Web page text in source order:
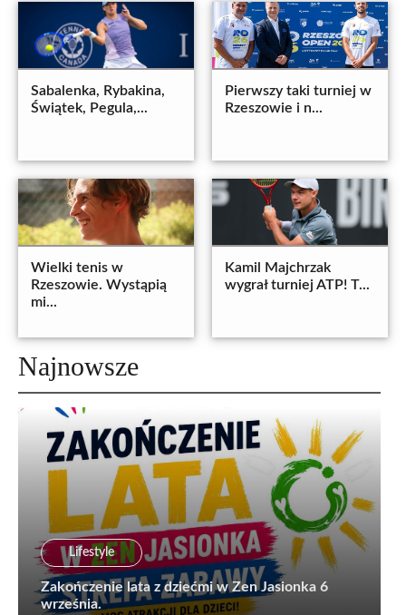
Sabalenka, Rybakina,
Świątek, Pegula,...
Pierwszy taki turniej w
Rzeszowie i n...
Wielki tenis w
Rzeszowie. Wystąpią
mi...
Kamil Majchrzak
wygrał turniej ATP! T...
Najnowsze
Lifestyle
Zakończenie lata z dziećmi w Zen Jasionka 6
września.